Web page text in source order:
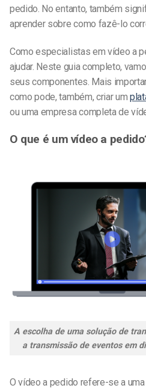
pedido. No entanto, também
aprender sobre como fazê-lo
Como especialistas em vídeo a
ajudar. Neste guia completo,
seus componentes. Mais
como pode, também, criar um
ou uma empresa completa de
O que é um vídeo a
A escolha de uma solução de
a transmissão de eventos em
O vídeo a pedido refere-se a